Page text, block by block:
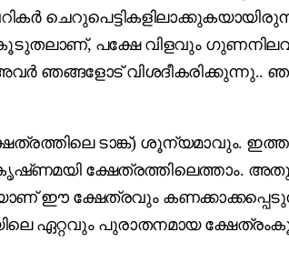
പക്ഷേ വിളവും
അവർ ഞങ്ങളോട് വിശദീകരിക്കുന്നു..
ടാങ്ക്‌) ശൂന്യമാവും.
കൃഷ്‌ണമയി
ഈ ക്ഷേത്രവും
ഏറ്റവും പുരാതനമായ